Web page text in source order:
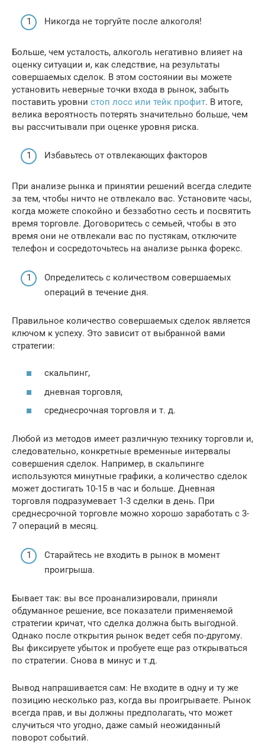
Никогда не торгуйте после алкоголя!
Больше, чем усталость, алкоголь негативно влияет на
оценку ситуации и, как следствие, на результаты
совершаемых сделок. В этом состоянии вы можете
установить неверные точки входа в рынок, забыть
поставить уровни стоп лосс или тейк профит. В итоге,
велика вероятность потерять значительно больше, чем
вы рассчитывали при оценке уровня риска.
Избавьтесь от отвлекающих факторов
При анализе рынка и принятии решений всегда следите
за тем, чтобы ничто не отвлекало вас. Установите часы,
когда можете спокойно и беззаботно сесть и посвятить
время торговле. Договоритесь с семьей, чтобы в это
время они не отвлекали вас по пустякам, отключите
телефон и сосредоточьтесь на анализе рынка форекс.
Определитесь с количеством совершаемых
операций в течение дня.
Правильное количество совершаемых сделок является
ключом к успеху. Это зависит от выбранной вами
стратегии:
скальпинг,
дневная торговля,
среднесрочная торговля и т. д.
Любой из методов имеет различную технику торговли и,
следовательно, конкретные временные интервалы
совершения сделок. Например, в скальпинге
используются минутные графики, а количество сделок
может достигать 10-15 в час и больше. Дневная
торговля подразумевает 1-3 сделки в день. При
среднесрочной торговле можно хорошо заработать с 3-
7 операций в месяц.
Старайтесь не входить в рынок в момент
проигрыша.
Бывает так: вы все проанализировали, приняли
обдуманное решение, все показатели применяемой
стратегии кричат, что сделка должна быть выгодной.
Однако после открытия рынок ведет себя по-другому.
Вы фиксируете убыток и пробуете еще раз открываться
по стратегии. Снова в минус и т.д.
Вывод напрашивается сам: Не входите в одну и ту же
позицию несколько раз, когда вы проигрываете. Рынок
всегда прав, и вы должны предполагать, что может
случиться что угодно, даже самый неожиданный
поворот событий.